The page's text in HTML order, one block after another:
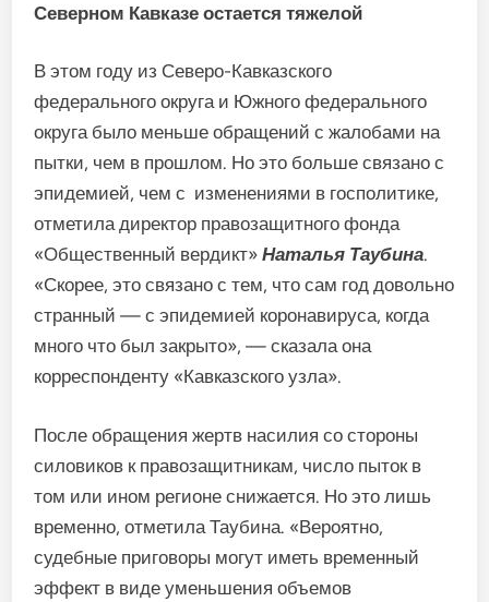
Северном Кавказе остается тяжелой
В этом году из Северо-Кавказского
федерального округа и Южного федерального
округа было меньше обращений с жалобами на
пытки, чем в прошлом. Но это больше связано с
эпидемией, чем с изменениями в госполитике,
отметила директор правозащитного фонда
«Общественный вердикт»Наталья Таубина.
«Скорее, это связано с тем, что сам год довольно
странный — с эпидемией коронавируса, когда
много что был закрыто», — сказала она
корреспонденту «Кавказского узла».
После обращения жертв насилия со стороны
силовиков к правозащитникам, число пыток в
том или ином регионе снижается. Но это лишь
временно, отметила Таубина. «Вероятно,
судебные приговоры могут иметь временный
эффект в виде уменьшения объемов